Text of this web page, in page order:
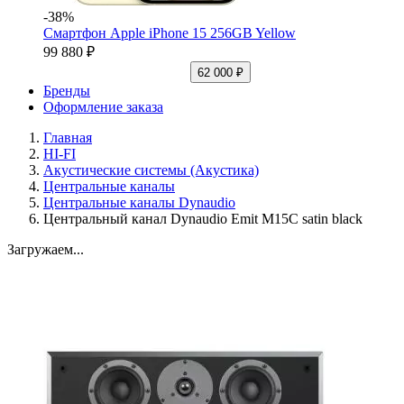
-38%
Смартфон Apple iPhone 15 256GB Yellow
99 880 ₽
62 000 ₽
Бренды
Оформление заказа
Главная
HI-FI
Акустические системы (Акустика)
Центральные каналы
Центральные каналы Dynaudio
Центральный канал Dynaudio Emit M15C satin black
Загружаем...